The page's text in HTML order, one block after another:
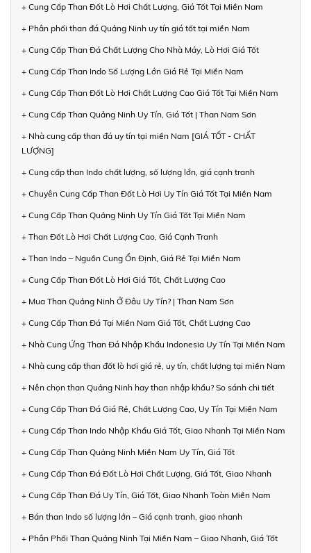
+ Cung Cấp Than Đốt Lò Hơi Chất Lượng, Giá Tốt Tại Miền Nam
+ Phân phối than đá Quảng Ninh uy tín giá tốt tại miền Nam
+ Cung Cấp Than Đá Chất Lượng Cho Nhà Máy, Lò Hơi Giá Tốt
+ Cung Cấp Than Indo Số Lượng Lớn Giá Rẻ Tại Miền Nam
+ Cung Cấp Than Đốt Lò Hơi Chất Lượng Cao Giá Tốt Tại Miền Nam
+ Cung Cấp Than Quảng Ninh Uy Tín, Giá Tốt | Than Nam Sơn
+ Nhà cung cấp than đá uy tín tại miền Nam [GIÁ TỐT - CHẤT
LƯỢNG]
+ Cung cấp than Indo chất lượng, số lượng lớn, giá cạnh tranh
+ Chuyên Cung Cấp Than Đốt Lò Hơi Uy Tín Giá Tốt Tại Miền Nam
+ Cung Cấp Than Quảng Ninh Uy Tín Giá Tốt Tại Miền Nam
+ Than Đốt Lò Hơi Chất Lượng Cao, Giá Cạnh Tranh
+ Than Indo – Nguồn Cung Ổn Định, Giá Rẻ Tại Miền Nam
+ Cung Cấp Than Đốt Lò Hơi Giá Tốt, Chất Lượng Cao
+ Mua Than Quảng Ninh Ở Đâu Uy Tín? | Than Nam Sơn
+ Cung Cấp Than Đá Tại Miền Nam Giá Tốt, Chất Lượng Cao
+ Nhà Cung Ứng Than Đá Nhập Khẩu Indonesia Uy Tín Tại Miền Nam
+ Nhà cung cấp than đốt lò hơi giá rẻ, uy tín, chất lượng tại miền Nam
+ Nên chọn than Quảng Ninh hay than nhập khẩu? So sánh chi tiết
+ Cung Cấp Than Đá Giá Rẻ, Chất Lượng Cao, Uy Tín Tại Miền Nam
+ Cung Cấp Than Indo Nhập Khẩu Giá Tốt, Giao Nhanh Tại Miền Nam
+ Cung Cấp Than Quảng Ninh Miền Nam Uy Tín, Giá Tốt
+ Cung Cấp Than Đá Đốt Lò Hơi Chất Lượng, Giá Tốt, Giao Nhanh
+ Cung Cấp Than Đá Uy Tín, Giá Tốt, Giao Nhanh Toàn Miền Nam
+ Bán than Indo số lượng lớn – Giá cạnh tranh, giao nhanh
+ Phân Phối Than Quảng Ninh Tại Miền Nam – Giao Nhanh, Giá Tốt